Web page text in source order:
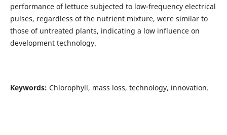
performance of lettuce subjected to low-frequency electrical
pulses, regardless of the nutrient mixture, were similar to
those of untreated plants, indicating a low influence on
development technology.
Keywords: Chlorophyll, mass loss, technology, innovation.